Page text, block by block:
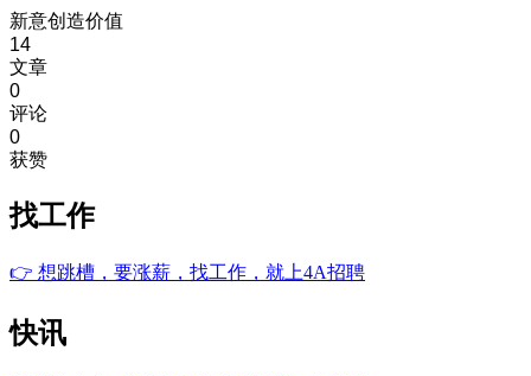
新意创造价值
14
文章
0
评论
0
获赞
找工作
👉 想跳槽，要涨薪，找工作，就上4A招聘
快讯